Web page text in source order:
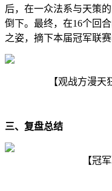
后，在一众法系与天策
倒下。最终，在16个回
之姿，摘下本届冠军联赛
【观战方漫天
三、复盘总结
【冠